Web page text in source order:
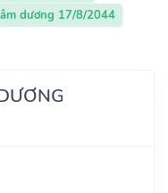
dương 17/8/2044